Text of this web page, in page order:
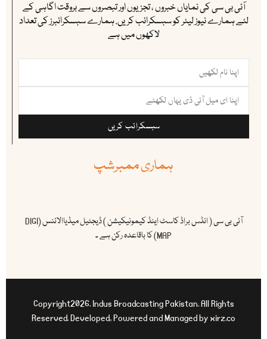
آئی بی سی کی نمایاں خبروں ، تجزیوں اور تبصروں سے بروقت اگاہی کے
لئے ہمارے نیوز لیٹر کو سبسکرائب کریں. ہمارے سبسکرائبرز کی تعداد
لاکھوں میں ہے
سبسکرائب کریں
ہماری ممبرشپ
آئی بی سی ( انڈس براڈ کاسٹ اینڈ کیمونیکیشن ) ڈیجٹیل میڈیاالائنس (DIGI
MAP) کا باقاعدہ رکن ہے ۔
Copyright2026. Indus Broadcasting Pakistan. All Rights
Reserved. Developed, Powered and Managed by xirz.co